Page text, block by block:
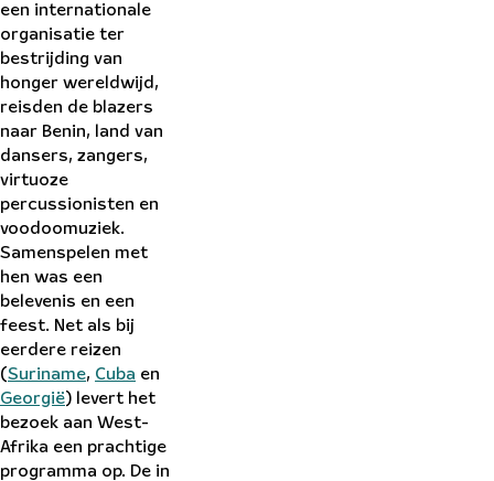
een internationale
organisatie ter
bestrijding van
honger wereldwijd,
reisden de blazers
naar Benin, land van
dansers, zangers,
virtuoze
percussionisten en
voodoomuziek.
Samenspelen met
hen was een
belevenis en een
feest. Net als bij
eerdere reizen
( Suriname, Cuba en
Georgië) levert het
bezoek aan West-
Afrika een prachtige
programma op. De in